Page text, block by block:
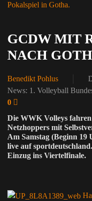
Pokalspiel in Gotha.
GCDW MIT
NACH
Benedikt Pohlus
News: 1. Volleyball
0
Die WWK Volleys
Netzhoppers mit
Am Samstag (Beginn
live auf
Einzug ins Viertelfinale.